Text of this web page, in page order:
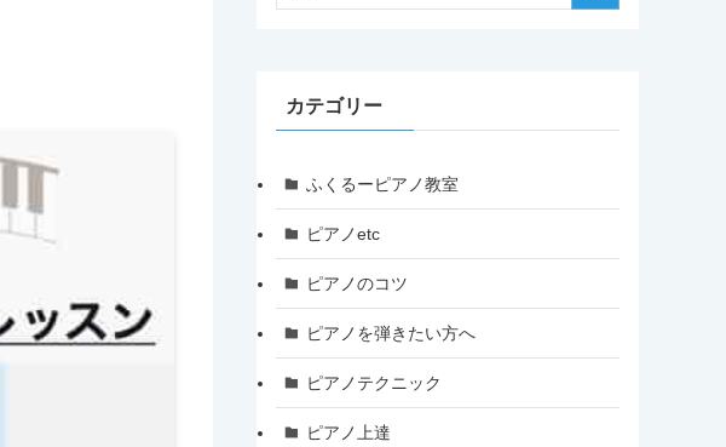
カテゴリー
ふくるーピアノ教室
ピアノetc
ピアノのコツ
ピアノを弾きたい方へ
ピアノテクニック
ピアノ上達